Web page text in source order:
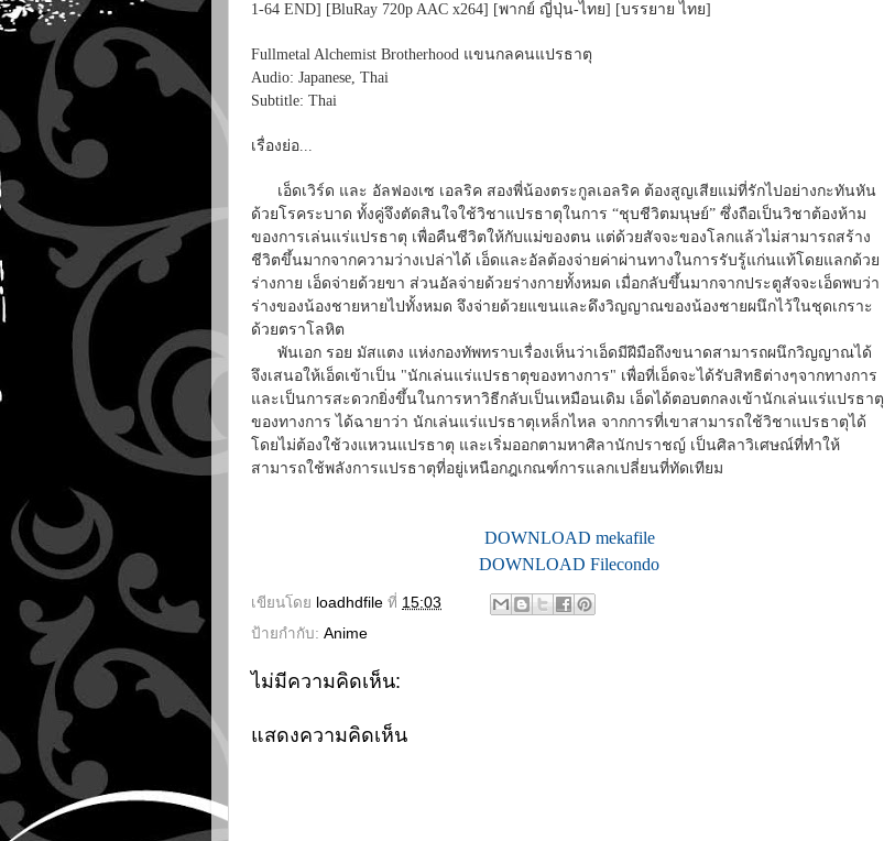
1-64 END] [BluRay 720p AAC x264] [พากย์ ญี่ปุ่น-ไทย] [บรรยาย ไทย]
Fullmetal Alchemist Brotherhood แขนกลคนแปรธาตุ
Audio: Japanese, Thai
Subtitle: Thai
เรื่องย่อ...
เอ็ดเวิร์ด และ อัลฟองเซ เอลริค สองพี่น้องตระกูลเอลริค ต้องสูญเสียแม่ที่รักไปอย่างกะทันหัน
ด้วยโรคระบาด ทั้งคู่จึงตัดสินใจใช้วิชาแปรธาตุในการ “ชุบชีวิตมนุษย์” ซึ่งถือเป็นวิชาต้องห้าม
ของการเล่นแร่แปรธาตุ เพื่อคืนชีวิตให้กับแม่ของตน แต่ด้วยสัจจะของโลกแล้วไม่สามารถสร้าง
ชีวิตขึ้นมากจากความว่างเปล่าได้ เอ็ดและอัลต้องจ่ายค่าผ่านทางในการรับรู้แก่นแท้โดยแลกด้วย
ร่างกาย เอ็ดจ่ายด้วยขา ส่วนอัลจ่ายด้วยร่างกายทั้งหมด เมื่อกลับขึ้นมากจากประตูสัจจะเอ็ดพบว่า
ร่างของน้องชายหายไปทั้งหมด จึงจ่ายด้วยแขนและดึงวิญญาณของน้องชายผนึกไว้ในชุดเกราะ
ด้วยตราโลหิต
พันเอก รอย มัสแตง แห่งกองทัพทราบเรื่องเห็นว่าเอ็ดมีฝีมือถึงขนาดสามารถผนึกวิญญาณได้
จึงเสนอให้เอ็ดเข้าเป็น "นักเล่นแร่แปรธาตุของทางการ" เพื่อที่เอ็ดจะได้รับสิทธิต่างๆจากทางการ
และเป็นการสะดวกยิ่งขึ้นในการหาวิธีกลับเป็นเหมือนเดิม เอ็ดได้ตอบตกลงเข้านักเล่นแร่แปรธาตุ
ของทางการ ได้ฉายาว่า นักเล่นแร่แปรธาตุเหล็กไหล จากการที่เขาสามารถใช้วิชาแปรธาตุได้
โดยไม่ต้องใช้วงแหวนแปรธาตุ และเริ่มออกตามหาศิลานักปราชญ์ เป็นศิลาวิเศษณ์ที่ทำให้
สามารถใช้พลังการแปรธาตุที่อยู่เหนือกฎเกณฑ์การแลกเปลี่ยนที่ทัดเทียม
DOWNLOAD mekafile
DOWNLOAD Filecondo
เขียนโดย loadhdfile ที่ 15:03
ป้ายกำกับ: Anime
ไม่มีความคิดเห็น:
แสดงความคิดเห็น